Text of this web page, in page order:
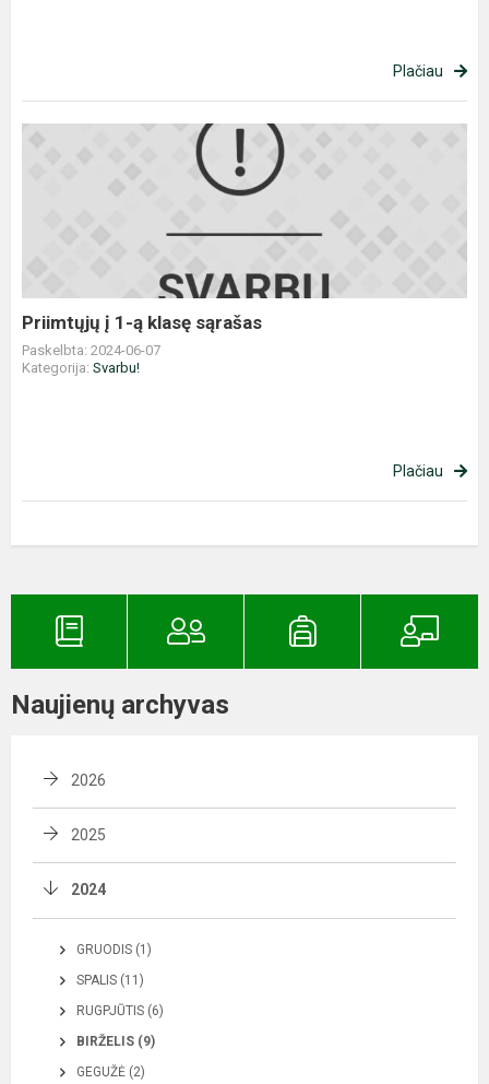
Plačiau
Priimtųjų
Priimtųjų į 1-ą klasę sąrašas
Paskelbta: 2024-06-07
Kategorija: Svarbu!
Plačiau
Naujienų archyvas
2026
2025
2024
GRUODIS (1)
SPALIS (11)
RUGPJŪTIS (6)
BIRŽELIS (9)
GEGUŽĖ (2)